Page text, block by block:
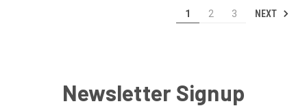
1 2 3 NEXT
Newsletter Signup